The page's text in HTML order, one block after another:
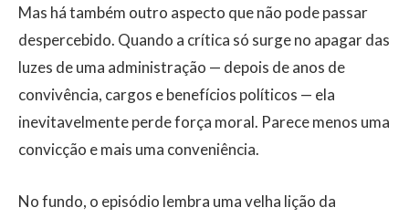
Mas há também outro aspecto que não pode passar
despercebido. Quando a crítica só surge no apagar das
luzes de uma administração — depois de anos de
convivência, cargos e benefícios políticos — ela
inevitavelmente perde força moral. Parece menos uma
convicção e mais uma conveniência.
No fundo, o episódio lembra uma velha lição da